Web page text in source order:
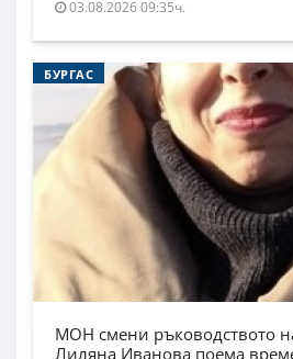
03.08.2026 09:35ч.
БУРГАС
МОН смени ръководството
Лиляна Иванова поема